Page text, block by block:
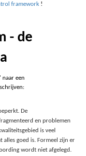
framework !
- de
naar een
De
en problemen
is veel
goed is. Formeel zijn er
wordt niet afgelegd.